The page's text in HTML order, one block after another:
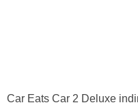
Car Eats Car 2 Deluxe